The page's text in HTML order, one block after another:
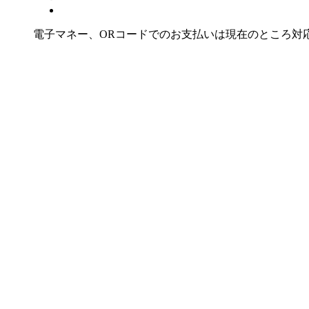
電子マネー、ORコードでのお支払いは現在のところ対